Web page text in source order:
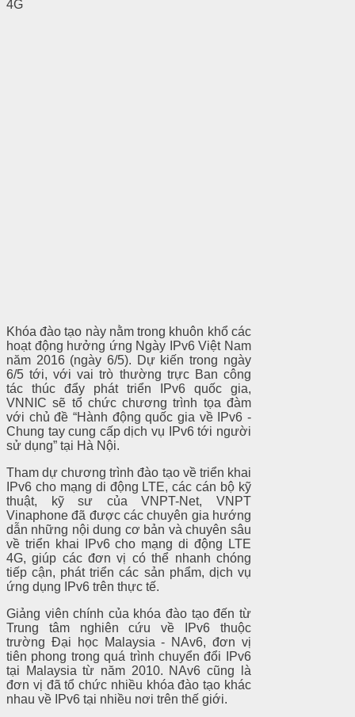
Khóa đào tạo này nằm trong khuôn khổ các
hoạt động hưởng ứng Ngày IPv6 Việt Nam
năm 2016 (ngày 6/5). Dự kiến trong ngày
6/5 tới, với vai trò thường trực Ban công
tác thúc đẩy phát triển IPv6 quốc gia,
VNNIC sẽ tổ chức chương trình tọa đàm
với chủ đề “Hành động quốc gia về IPv6 -
Chung tay cung cấp dịch vụ IPv6 tới người
sử dụng” tại Hà Nội.
Tham dự chương trình đào tạo về triển khai
IPv6 cho mạng di động LTE, các cán bộ kỹ
thuật, kỹ sư của VNPT-Net, VNPT
Vinaphone đã được các chuyên gia hướng
dẫn những nội dung cơ bản và chuyên sâu
về triển khai IPv6 cho mạng di động LTE
4G, giúp các đơn vị có thể nhanh chóng
tiếp cận, phát triển các sản phẩm, dịch vụ
ứng dụng IPv6 trên thực tế.
Giảng viên chính của khóa đào tạo đến từ
Trung tâm nghiên cứu về IPv6 thuộc
trường Đại học Malaysia - NAv6, đơn vị
tiên phong trong quá trình chuyển đổi IPv6
tại Malaysia từ năm 2010. NAv6 cũng là
đơn vị đã tổ chức nhiều khóa đào tạo khác
nhau về IPv6 tại nhiều nơi trên thế giới.